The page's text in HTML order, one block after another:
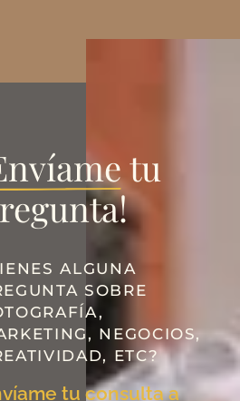
tu
ALGUNA
SOBRE
NEGOCIOS,
ETC?
tu consulta a